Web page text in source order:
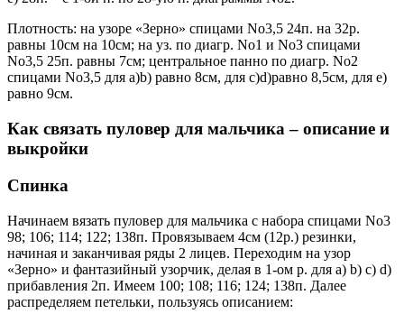
Плотность: на узоре «Зерно» спицами No3,5 24п. на 32р.
равны 10см на 10см; на уз. по диагр. No1 и No3 спицами
No3,5 25п. равны 7см; центральное панно по диагр. No2
спицами No3,5 для а)b) равно 8см, для с)d)равно 8,5см, для е)
равно 9см.
Как связать пуловер для мальчика – описание и
выкройки
Спинка
Начинаем вязать пуловер для мальчика с набора спицами No3
98; 106; 114; 122; 138п. Провязываем 4см (12р.) резинки,
начиная и заканчивая ряды 2 лицев. Переходим на узор
«Зерно» и фантазийный узорчик, делая в 1-ом р. для а) b) c) d)
прибавления 2п. Имеем 100; 108; 116; 124; 138п. Далее
распределяем петельки, пользуясь описанием: